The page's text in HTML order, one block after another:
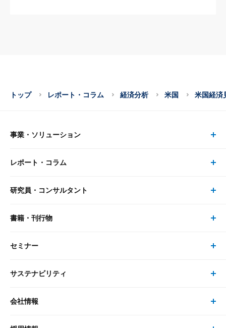
トップ レポート・コラム 経済分析 米国 米国経済
事業・ソリューション
事業・ソリューション トップ
リサーチ
大和総研の強み
レポート・コラム
レポート・コラム トップ
最新のレポート・コラム
研究員・コンサルタント
研究員・コンサルタント トップ
研究員
書籍・刊行物
書籍・刊行物 トップ
書籍
セミナー
セミナー トップ
現在受付中のセミナー・イベント
サステナビリティ
サステナビリティの取り組み
会社情報